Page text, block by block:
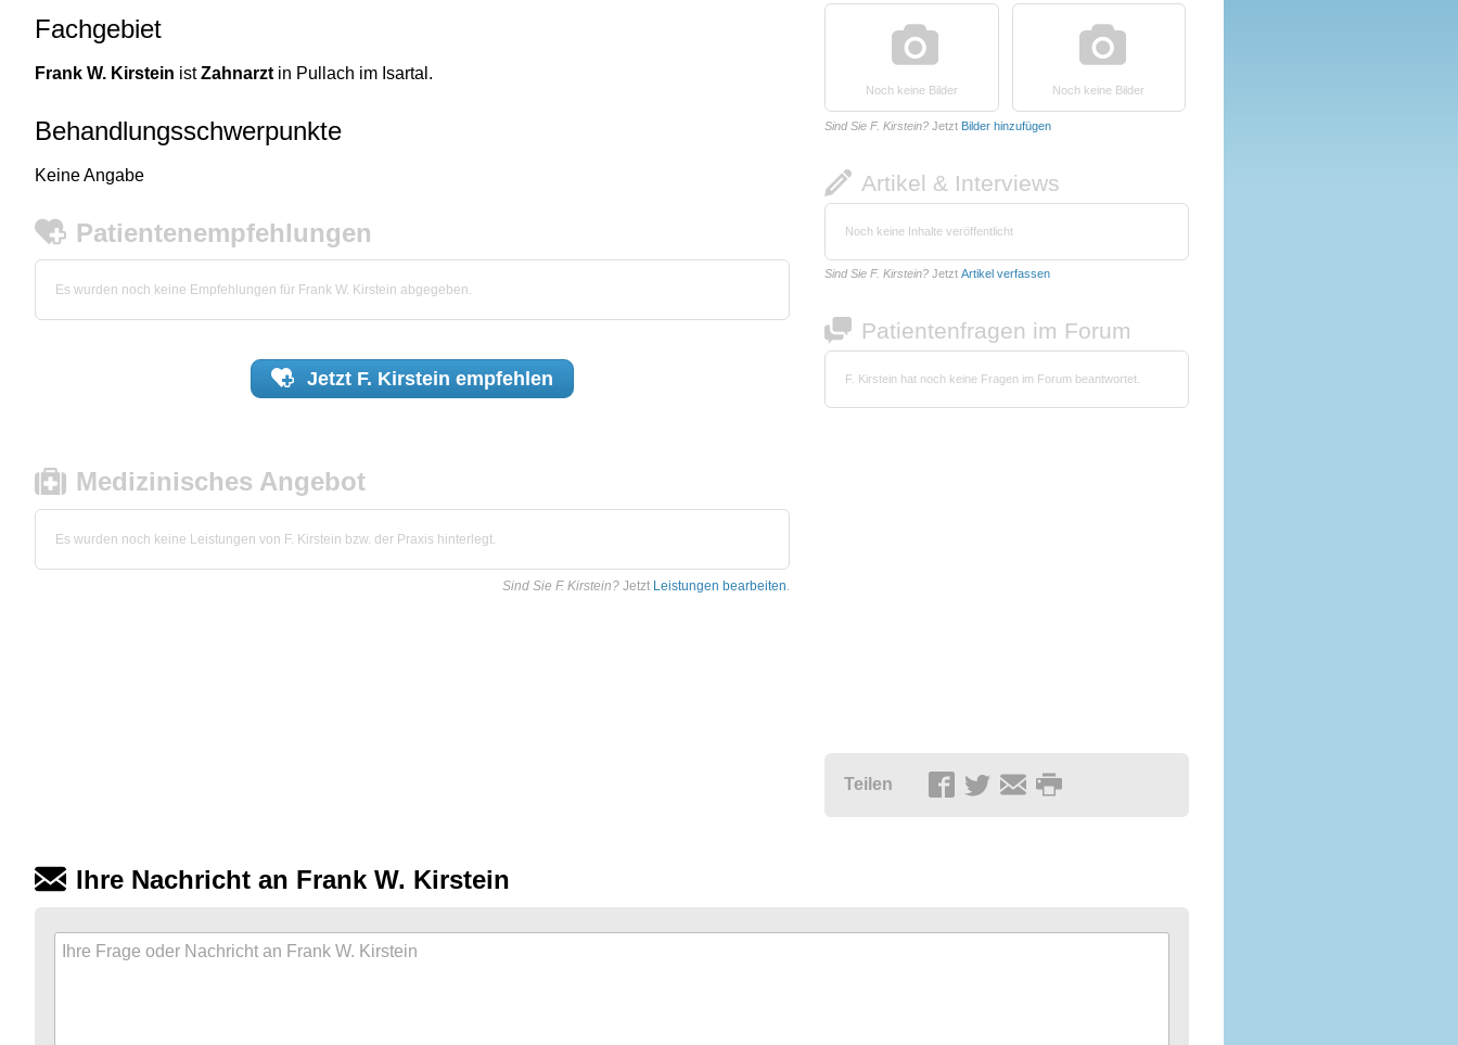
Fachgebiet
Frank W. Kirstein istZahnarzt in Pullach im Isartal.
Behandlungsschwerpunkte
Keine Angabe
Patientenempfehlungen
Es wurden noch keine Empfehlungen für Frank W. Kirstein abgegeben.
Jetzt F. Kirstein empfehlen
Medizinisches Angebot
Es wurden noch keine Leistungen von F. Kirstein bzw. der Praxis hinterlegt.
Sind Sie F. Kirstein? Jetzt Leistungen bearbeiten.
Noch keine Bilder Noch keine Bilder
Sind Sie F. Kirstein? Jetzt Bilder hinzufügen
Artikel & Interviews
Noch keine Inhalte veröffentlicht
Sind Sie F. Kirstein? Jetzt Artikel verfassen
Patientenfragen im Forum
F. Kirstein hat noch keine Fragen im Forum beantwortet.
Teilen
Ihre Nachricht an Frank W. Kirstein